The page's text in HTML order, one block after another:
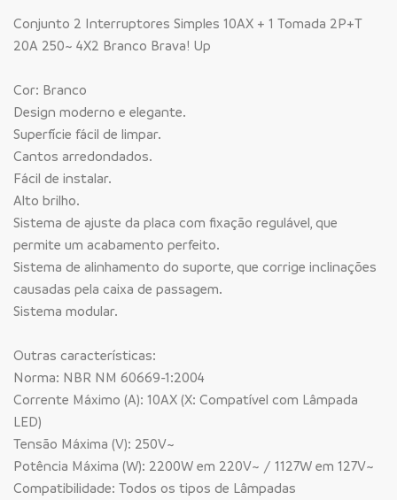
Conjunto 2 Interruptores Simples 10AX + 1 Tomada 2P+T
20A 250~ 4X2 Branco Brava! Up
Cor: Branco
Design moderno e elegante.
Superfície fácil de limpar.
Cantos arredondados.
Fácil de instalar.
Alto brilho.
Sistema de ajuste da placa com fixação regulável, que
permite um acabamento perfeito.
Sistema de alinhamento do suporte, que corrige inclinações
causadas pela caixa de passagem.
Sistema modular.
Outras características:
Norma: NBR NM 60669-1:2004
Corrente Máximo (A): 10AX (X: Compatível com Lâmpada
LED)
Tensão Máxima (V): 250V~
Potência Máxima (W): 2200W em 220V~ / 1127W em 127V~
Compatibilidade: Todos os tipos de Lâmpadas